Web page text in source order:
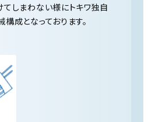
しまわない様にトキワ独自
成となっております。